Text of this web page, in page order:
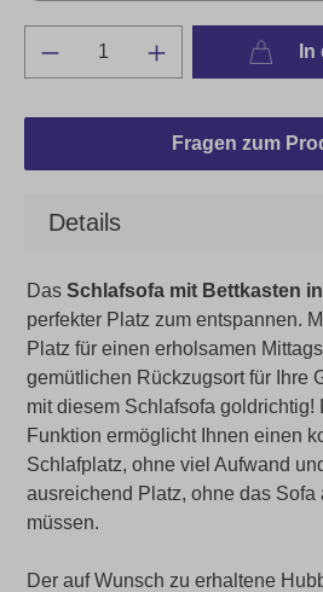
Fragen zum
Details
Das Schlafsofa mit Bettkasten
perfekter Platz zum entspannen.
Platz für einen erholsamen
gemütlichen Rückzugsort für Ihre
mit diesem Schlafsofa goldrichtig!
Funktion ermöglicht Ihnen einen
Schlafplatz, ohne viel Aufwand
ausreichend Platz, ohne das Sofa
müssen.
Der auf Wunsch zu erhaltene